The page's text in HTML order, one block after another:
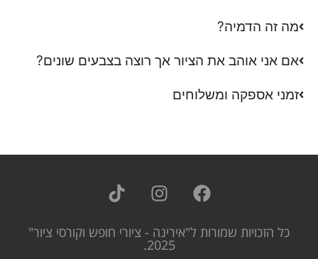
מה זה הדמיה?
אם אני אוהב את הציור אך רוצה בצבעים שונים?
זמני אספקה ומשלוחים
כל הזכויות שמורות ל"אירינה - ציורי חופש וקורסי ציור"
2025.